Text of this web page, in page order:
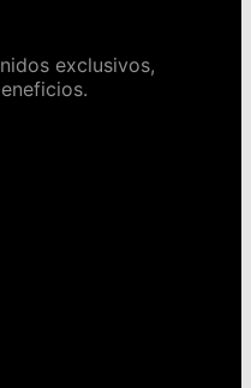
exclusivos,